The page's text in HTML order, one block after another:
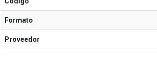
Formato
Proveedor